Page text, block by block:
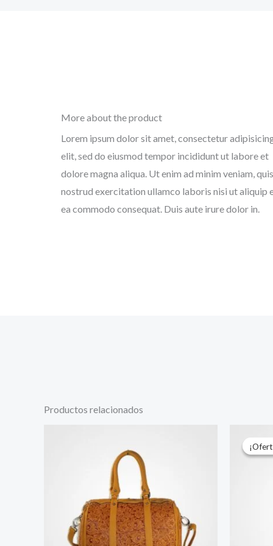
More about the product
Lorem ipsum dolor sit amet, consectetur
elit, sed do eiusmod tempor incididunt ut labore et
dolore magna aliqua. Ut enim ad minim veniam, quis
nostrud exercitation ullamco laboris nisi ut aliquip
ea commodo consequat. Duis aute irure dolor in.
Productos relacionados